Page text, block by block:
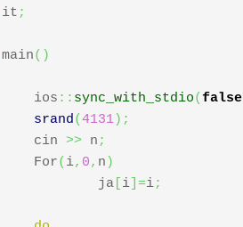
it ;
main( )
	ios
:: sync_with_stdio(false
srand(4131) ;
	cin
>> n ;
	For
( i, 0, n )
		ja
i =i;